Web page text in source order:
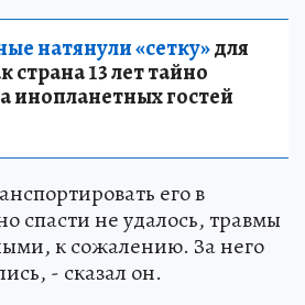
натянули «сетку»для
13 лет тайно
инопланетных гостей
его в
спасти не удалось, травмы
к сожалению. За него
- сказал он.